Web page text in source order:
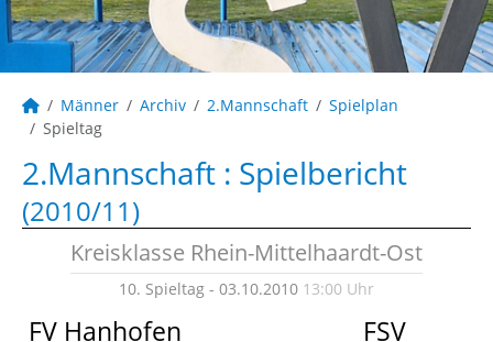
Männer Archiv 2.Mannschaft
Spielplan
Spieltag
2.Mannschaft : Spielbericht
(2010/11)
Kreisklasse Rhein-Mittelhaardt-Ost
10. Spieltag - 03.10.2010 13:00 Uhr
FV Hanhofen
FSV